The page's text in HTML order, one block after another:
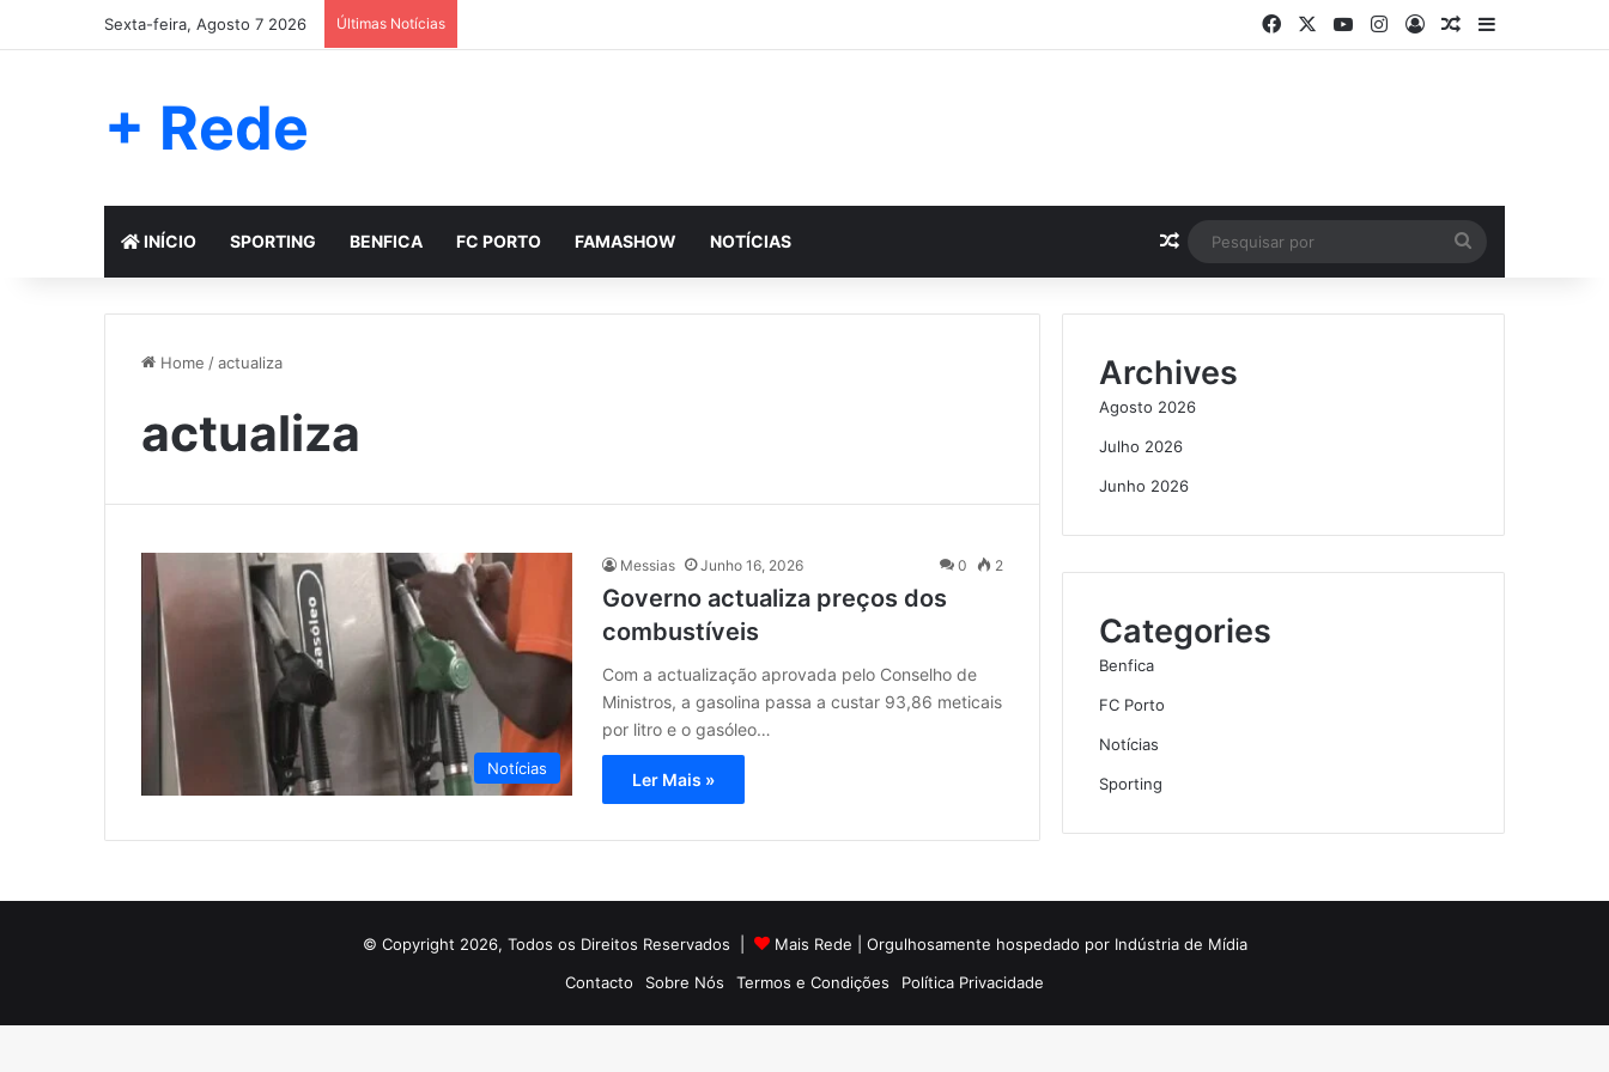
Sexta-feira, Agosto 7 2026 Últimas Notícias FacebookYouTubeInstagram
Log InArtigo Aleatório
Sidebar
+ Rede
INÍCIO SPORTING BENFICA FC PORTO FAMASHOW NOTÍCIAS Artigo Aleatório
por
Home /actualiza
actualiza
Notícias
Messias Junho 16, 2026 0 2
Governo actualiza preços dos
combustíveis
Com a actualização aprovada pelo Conselho de
Ministros, a gasolina passa a custar 93,86 meticais
por litro e o gasóleo…
Ler Mais »
Archives
Agosto 2026
Julho 2026
Junho 2026
Categories
Benfica
FC Porto
Notícias
Sporting
© Copyright 2026, Todos os Direitos Reservados | Mais Rede | Orgulhosamente hospedado por Indústria de Mídia
Contacto
Sobre Nós Termos e Condições Política Privacidade